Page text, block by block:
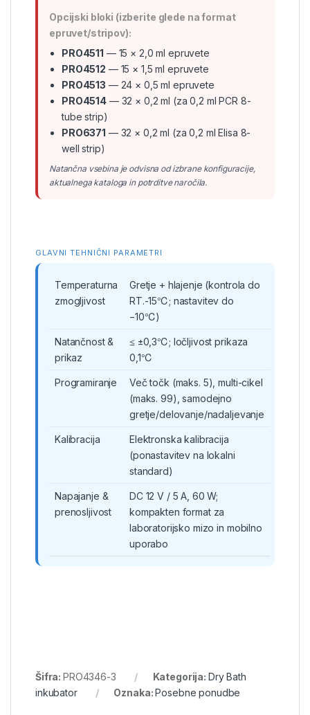
Opcijski bloki (izberite glede na format
epruvet/stripov):
PRO4511 — 15 × 2,0 ml epruvete
PRO4512 — 15 × 1,5 ml epruvete
PRO4513 — 24 × 0,5 ml epruvete
PRO4514 — 32 × 0,2 ml (za 0,2 ml PCR 8-
tube strip)
PRO6371 — 32 × 0,2 ml (za 0,2 ml Elisa 8-
well strip)
Natančna vsebina je odvisna od izbrane konfiguracije,
aktualnega kataloga in potrditve naročila.
GLAVNI TEHNIČNI PARAMETRI
Temperaturna
zmogljivost
Gretje + hlajenje (kontrola do
RT.-15℃; nastavitev do
−10℃)
Natančnost &
prikaz
≤ ±0,3℃; ločljivost prikaza
0,1℃
Programiranje
Več točk (maks. 5), multi-cikel
(maks. 99), samodejno
gretje/delovanje/nadaljevanje
Kalibracija
Elektronska kalibracija
(ponastavitev na lokalni
standard)
Napajanje &
prenosljivost
DC 12 V / 5 A, 60 W;
kompakten format za
laboratorijsko mizo in mobilno
uporabo
Šifra:PRO4346-3 Kategorija: Dry Bath
inkubator
Oznaka:Posebne ponudbe